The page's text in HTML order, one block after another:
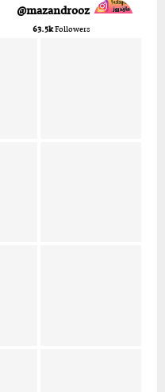
mazandrooz@
63.5kFollowers